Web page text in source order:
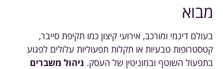
מבוא
בעולם דינמי ומורכב, אירועי קיצון כמו תקיפת סייבר,
קטסטרופות טבעיות או תקלות תפעוליות עלולים לפגוע
בתפעול השוטף ובמוניטין של העסק. ניהול משברים